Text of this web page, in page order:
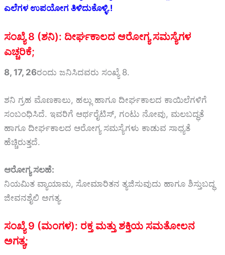
ಎಲೆಗಳ ಉಪಯೋಗ ತಿಳಿದುಕೊಳ್ಳಿ.!
ಸಂಖ್ಯೆ 8 (ಶನಿ): ದೀರ್ಘಕಾಲದ ಆರೋಗ್ಯ ಸಮಸ್ಯೆಗಳ
ಎಚ್ಚರಿಕೆ;
8, 17, 26ರಂದು ಜನಿಸಿದವರು ಸಂಖ್ಯೆ 8.
ಶನಿ ಗ್ರಹ ಮೊಣಕಾಲು, ಹಲ್ಲು ಹಾಗೂ ದೀರ್ಘಕಾಲದ ಕಾಯಿಲೆಗಳಿಗೆ
ಸಂಬಂಧಿಸಿದೆ. ಇವರಿಗೆ ಆರ್ಥರೈಟಿಸ್, ಗಂಟು ನೋವು, ಮಲಬದ್ಧತೆ
ಹಾಗೂ ದೀರ್ಘಕಾಲದ ಆರೋಗ್ಯ ಸಮಸ್ಯೆಗಳು ಕಾಡುವ ಸಾಧ್ಯತೆ
ಹೆಚ್ಚಿರುತ್ತದೆ.
ಆರೋಗ್ಯ ಸಲಹೆ:
ನಿಯಮಿತ ವ್ಯಾಯಾಮ, ಸೋಮಾರಿತನ ತ್ಯಜಿಸುವುದು ಹಾಗೂ ಶಿಸ್ತುಬದ್ಧ
ಜೀವನಶೈಲಿ ಅಗತ್ಯ.
ಸಂಖ್ಯೆ 9 (ಮಂಗಳ): ರಕ್ತ ಮತ್ತು ಶಕ್ತಿಯ ಸಮತೋಲನ
ಅಗತ್ಯ;